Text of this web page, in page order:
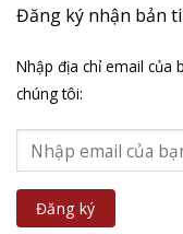
Đăng ký nhận bản
Nhập địa chỉ email của
chúng tôi: